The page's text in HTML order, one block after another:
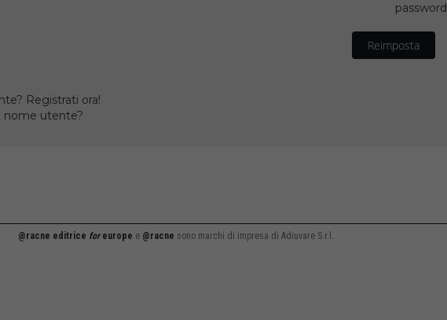
password
Reimposta
Registrati ora!
nome utente?
@racne editrice foreurope e @racne sono marchi di impresa di Adiuvare S.r.l.